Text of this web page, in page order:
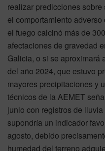
realizar predicciones
el comportamiento
el fuego calcinó más de
afectaciones de gravedad
Galicia, o si se aproximará
del año 2024, que estuvo
mayores precipitaciones y
técnicos de la AEMET
junio con registros de
supondría un indicador
agosto, debido
humedad del terreno